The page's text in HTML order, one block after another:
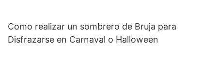
Como realizar un sombrero de Bruja para
Disfrazarse en Carnaval o Halloween